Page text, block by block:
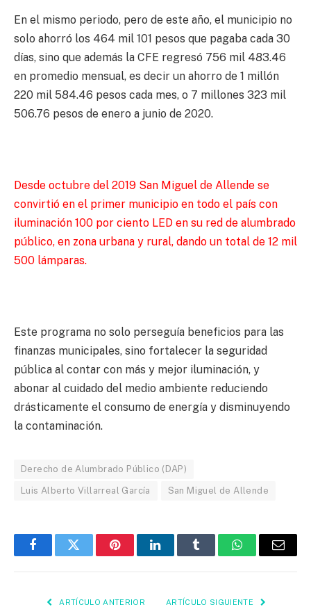
En el mismo periodo, pero de este año, el municipio no
solo ahorró los 464 mil 101 pesos que pagaba cada 30
días, sino que además la CFE regresó 756 mil 483.46
en promedio mensual, es decir un ahorro de 1 millón
220 mil 584.46 pesos cada mes, o 7 millones 323 mil
506.76 pesos de enero a junio de 2020.
Desde octubre del 2019 San Miguel de Allende se
convirtió en el primer municipio en todo el país con
iluminación 100 por ciento LED en su red de alumbrado
público, en zona urbana y rural, dando un total de 12 mil
500 lámparas.
Este programa no solo perseguía beneficios para las
finanzas municipales, sino fortalecer la seguridad
pública al contar con más y mejor iluminación, y
abonar al cuidado del medio ambiente reduciendo
drásticamente el consumo de energía y disminuyendo
la contaminación.
Derecho de Alumbrado Público (DAP)
Luis Alberto Villarreal García San Miguel de Allende
FacebookTwitter PinterestLinkedInTumblr WhatsAppEmail
ARTÍCULO ANTERIOR ARTÍCULO SIGUIENTE